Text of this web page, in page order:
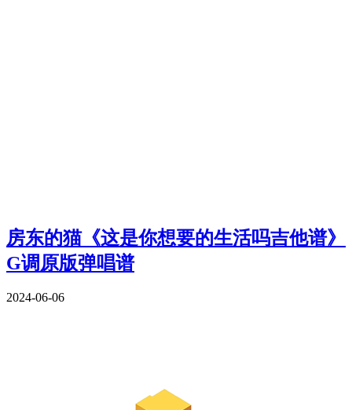
房东的猫《这是你想要的生活吗吉他谱》
G调原版弹唱谱
2024-06-06